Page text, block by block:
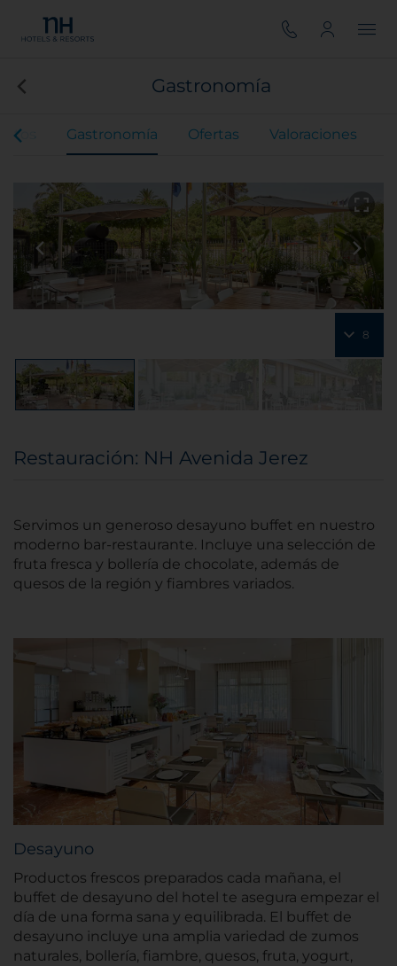
Gastronomía
Gastronomía Ofertas Valoraciones
8
Restauración: NH Avenida Jerez
Servimos un generoso desayuno buffet en nuestro
moderno bar-restaurante. Incluye una selección de
fruta fresca y bollería de chocolate, además de
quesos de la región y fiambres variados.
Desayuno
Productos frescos preparados cada mañana, el
buffet de desayuno del hotel te asegura empezar el
día de una forma sana y equilibrada. El buffet de
desayuno incluye una amplia variedad de zumos
naturales, bollería, fiambre, quesos, fruta, yogurt,